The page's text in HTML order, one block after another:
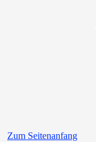
Zum Seitenanfang